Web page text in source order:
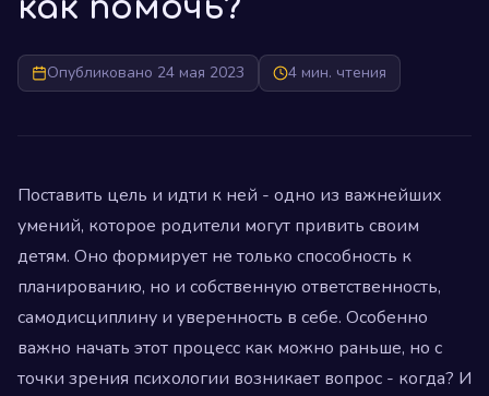
как помочь?
Опубликовано 24 мая 2023 4 мин. чтения
Поставить цель и идти к ней - одно из важнейших
умений, которое родители могут привить своим
детям. Оно формирует не только способность к
планированию, но и собственную ответственность,
самодисциплину и уверенность в себе. Особенно
важно начать этот процесс как можно раньше, но с
точки зрения психологии возникает вопрос - когда? И